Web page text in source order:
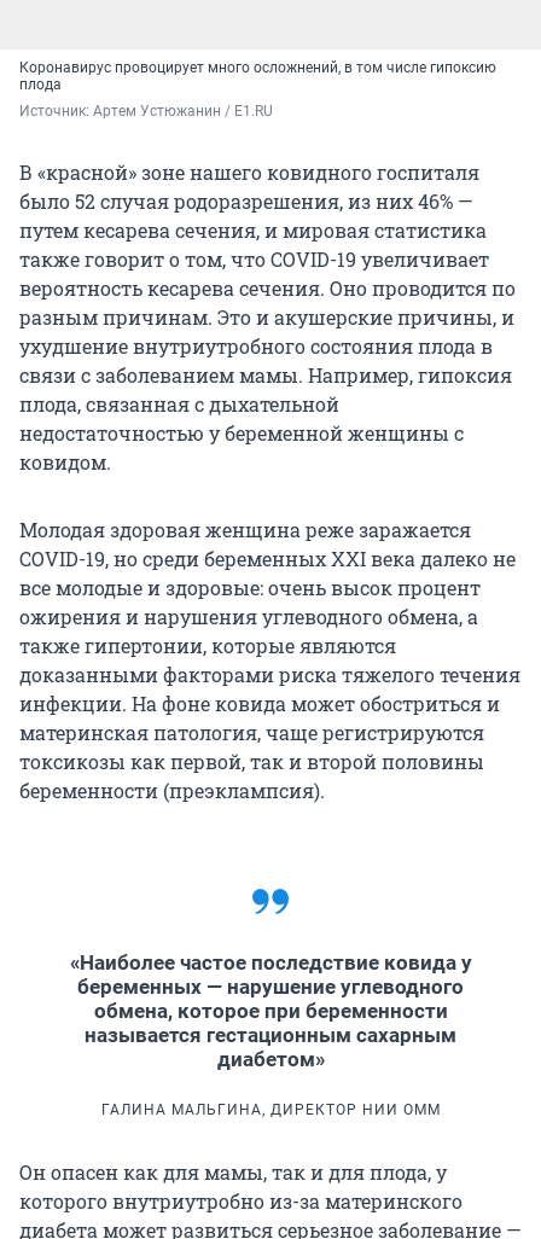
Коронавирус провоцирует много осложнений, в том числе гипоксию
плода
Источник: Артем Устюжанин / Е1.RU
В «красной» зоне нашего ковидного госпиталя
было 52 случая родоразрешения, из них 46% —
путем кесарева сечения, и мировая статистика
также говорит о том, что COVID-19 увеличивает
вероятность кесарева сечения. Оно проводится по
разным причинам. Это и акушерские причины, и
ухудшение внутриутробного состояния плода в
связи с заболеванием мамы. Например, гипоксия
плода, связанная с дыхательной
недостаточностью у беременной женщины с
ковидом.
Молодая здоровая женщина реже заражается
COVID-19, но среди беременных XXI века далеко не
все молодые и здоровые: очень высок процент
ожирения и нарушения углеводного обмена, а
также гипертонии, которые являются
доказанными факторами риска тяжелого течения
инфекции. На фоне ковида может обостриться и
материнская патология, чаще регистрируются
токсикозы как первой, так и второй половины
беременности (преэклампсия).
«Наиболее частое последствие ковида у
беременных — нарушение углеводного
обмена, которое при беременности
называется гестационным сахарным
диабетом»
ГАЛИНА МАЛЬГИНА, ДИРЕКТОР НИИ ОММ
Он опасен как для мамы, так и для плода, у
которого внутриутробно из-за материнского
диабета может развиться серьезное заболевание —